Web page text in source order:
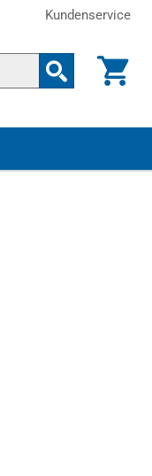
Kundenservice